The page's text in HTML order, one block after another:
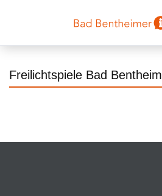
Freilichtspiele Bad Bentheim